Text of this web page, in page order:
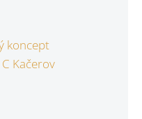
koncept
Kačerov